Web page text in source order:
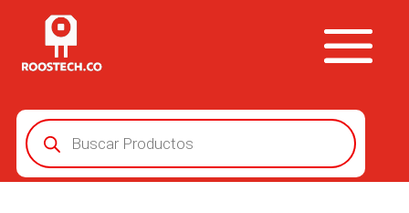
Búsqueda
de
productos